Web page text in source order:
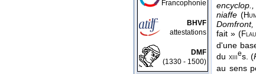
Francophonie
BHVF
attestations
DMF
(1330 - 1500)
niaffe(
Domfront,
fait » (
d'une
du xiiies. (
au sens